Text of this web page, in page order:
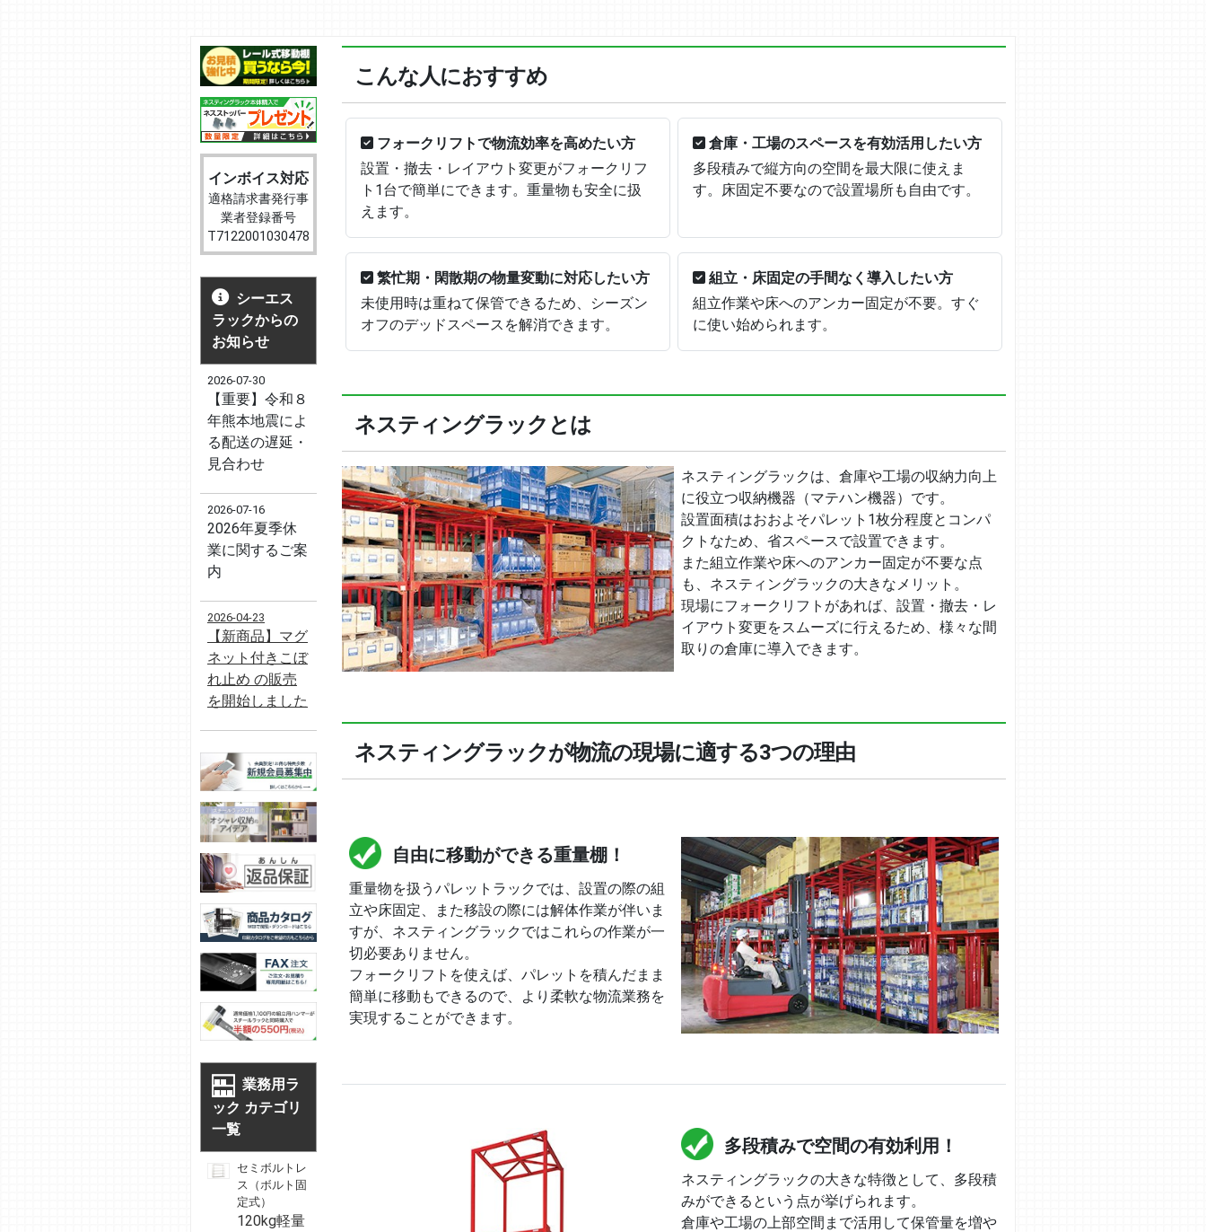
インボイス対応
適格請求書発行事
業者登録番号
T7122001030478
シーエス
ラックからの
お知らせ
2026-07-30
【重要】令和８
年熊本地震によ
る配送の遅延・
見合わせ
2026-07-16
2026年夏季休
業に関するご案
内
2026-04-23
【新商品】マグ
ネット付きこぼ
れ止め の販売
を開始しました
業務用ラ
ック カテゴリ
一覧
セミボルトレ
ス（ボルト固
定式）
120kg軽量
こんな人におすすめ
フォークリフトで物流効率を高めたい方
設置・撤去・レイアウト変更がフォークリフ
ト1台で簡単にできます。重量物も安全に扱
えます。
倉庫・工場のスペースを有効活用したい方
多段積みで縦方向の空間を最大限に使えま
す。床固定不要なので設置場所も自由です。
繁忙期・閑散期の物量変動に対応したい方
未使用時は重ねて保管できるため、シーズン
オフのデッドスペースを解消できます。
組立・床固定の手間なく導入したい方
組立作業や床へのアンカー固定が不要。すぐ
に使い始められます。
ネスティングラックとは
ネスティングラックは、倉庫や工場の収納力向上
に役立つ収納機器（マテハン機器）です。
設置面積はおおよそパレット1枚分程度とコンパ
クトなため、省スペースで設置できます。
また組立作業や床へのアンカー固定が不要な点
も、ネスティングラックの大きなメリット。
現場にフォークリフトがあれば、設置・撤去・レ
イアウト変更をスムーズに行えるため、様々な間
取りの倉庫に導入できます。
ネスティングラックが物流の現場に適する3つの理由
自由に移動ができる重量棚！
重量物を扱うパレットラックでは、設置の際の組
立や床固定、また移設の際には解体作業が伴いま
すが、ネスティングラックではこれらの作業が一
切必要ありません。
フォークリフトを使えば、パレットを積んだまま
簡単に移動もできるので、より柔軟な物流業務を
実現することができます。
多段積みで空間の有効利用！
ネスティングラックの大きな特徴として、多段積
みができるという点が挙げられます。
倉庫や工場の上部空間まで活用して保管量を増や